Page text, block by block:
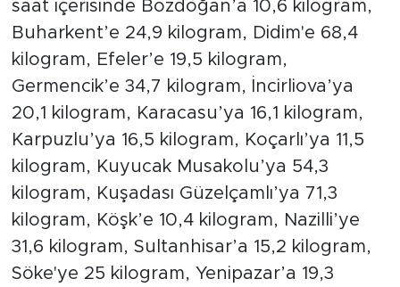
saat içerisinde Bozdoğan’a 10,6 kilogram,
Buharkent’e 24,9 kilogram, Didim'e 68,4
kilogram, Efeler’e 19,5 kilogram,
Germencik’e 34,7 kilogram, İncirliova’ya
20,1 kilogram, Karacasu’ya 16,1 kilogram,
Karpuzlu’ya 16,5 kilogram, Koçarlı’ya 11,5
kilogram, Kuyucak Musakolu’ya 54,3
kilogram, Kuşadası Güzelçamlı’ya 71,3
kilogram, Köşk’e 10,4 kilogram, Nazilli’ye
31,6 kilogram, Sultanhisar’a 15,2 kilogram,
Söke'ye 25 kilogram, Yenipazar’a 19,3